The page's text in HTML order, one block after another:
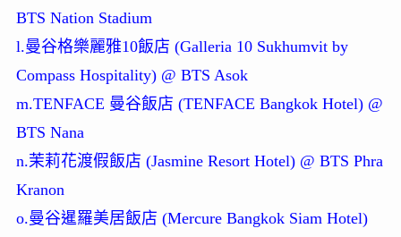
BTS Nation Stadium
l.曼谷格樂麗雅10飯店 (Galleria 10 Sukhumvit by
Compass Hospitality) @ BTS Asok
m.TENFACE 曼谷飯店 (TENFACE Bangkok Hotel) @
BTS Nana
n.茉莉花渡假飯店 (Jasmine Resort Hotel) @ BTS Phra
Kranon
o.曼谷暹羅美居飯店 (Mercure Bangkok Siam Hotel)